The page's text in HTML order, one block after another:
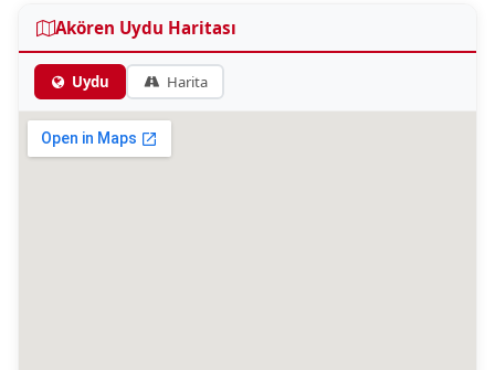
Akören Uydu Haritası
Uydu Harita